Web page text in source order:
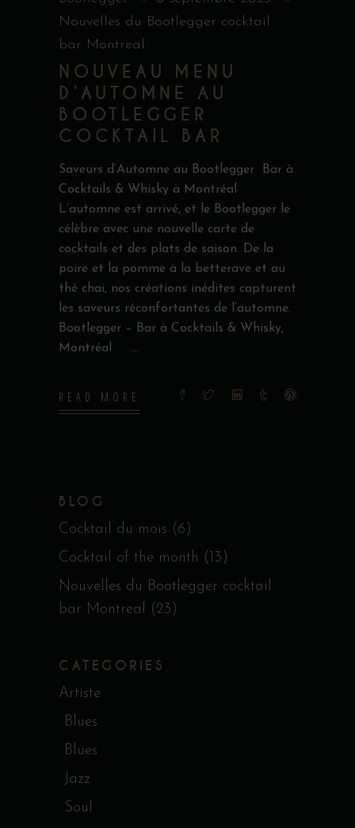
Nouvelles du Bootlegger cocktail
bar Montreal
NOUVEAU MENU
D’AUTOMNE AU
BOOTLEGGER
COCKTAIL BAR
Saveurs d’Automne au Bootlegger Bar à
Cocktails & Whisky à Montréal
L’automne est arrivé, et le Bootlegger le
célèbre avec une nouvelle carte de
cocktails et des plats de saison. De la
poire et la pomme à la betterave et au
thé chai, nos créations inédites capturent
les saveurs réconfortantes de l’automne.
Bootlegger – Bar à Cocktails & Whisky,
Montréal
READ MORE
BLOG
Cocktail du mois (6)
Cocktail of the month (13)
Nouvelles du Bootlegger cocktail
bar Montreal (23)
CATEGORIES
Artiste
Blues
Blues
Jazz
Soul